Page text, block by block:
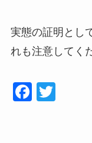
実態の証明とし
れも注意してく
F